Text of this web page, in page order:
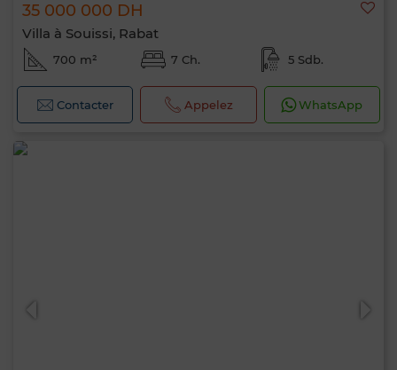
35 000 000 DH
Villa à Souissi, Rabat
700 m² 7 Ch. 5 Sdb.
Contacter Appelez WhatsApp